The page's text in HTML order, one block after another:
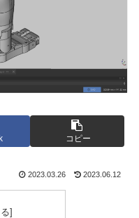
コピー
2023.03.26 2023.06.12